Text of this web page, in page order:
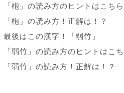
「枹」の読み方のヒントはこちら
「枹」の読み方！正解は！？
最後はこの漢字！「弱竹」
「弱竹」の読み方のヒントはこ
「弱竹」の読み方！正解は！？